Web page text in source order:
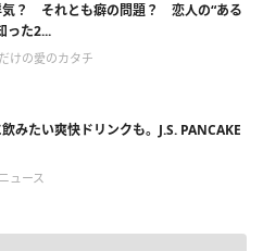
気？ それとも癖の問題？ 恋人の“ある
った2...
けの愛のカタチ
みたい爽快ドリンクも。J.S. PANCAKE
ュース